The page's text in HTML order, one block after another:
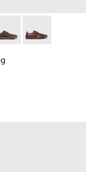
Leather
001 - Black
- K100977-004
Touring -
Peu Touring -